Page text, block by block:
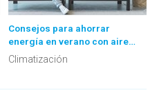
Consejos para ahorrar
energía en verano con aire
acondicionado
Climatización